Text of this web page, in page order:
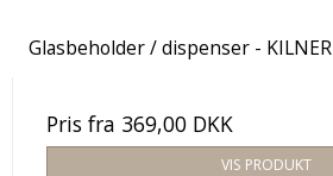
Glasbeholder / dispenser - KILNER
Pris fra 369,00 DKK
VIS PRODUKT